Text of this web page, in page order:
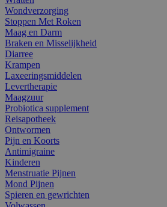
Wondverzorging
Stoppen Met Roken
Maag en Darm
Braken en Misselijkheid
Diarree
Krampen
Laxeeringsmiddelen
Levertherapie
Maagzuur
Probiotica supplement
Reisapotheek
Ontwormen
Pijn en Koorts
Antimigraine
Kinderen
Menstruatie Pijnen
Mond Pijnen
Spieren en gewrichten